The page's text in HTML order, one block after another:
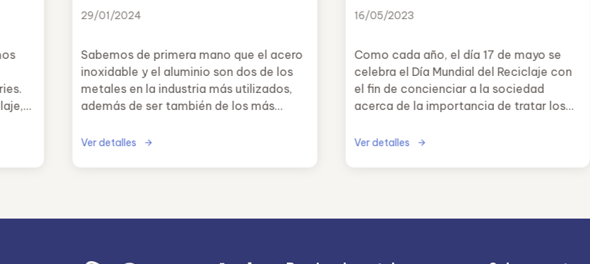
29/01/2024
Sabemos de primera mano que el acero
inoxidable y el aluminio son dos de los
metales en la industria más utilizados,
además de ser también de los más
Ver detalles
16/05/2023
Como cada año, el día 17 de mayo se
celebra el Día Mundial del Reciclaje con
el fin de concienciar a la sociedad
acerca de la importancia de tratar los
Ver detalles